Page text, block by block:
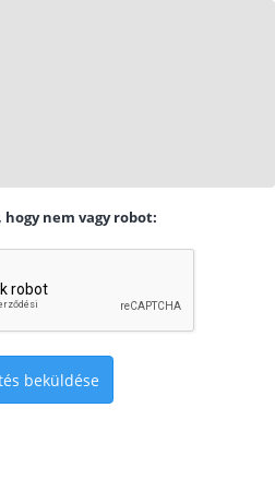
hogy nem vagy robot:
beküldése